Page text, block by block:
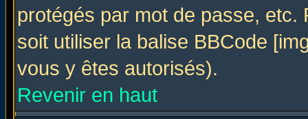
protégés par mot de passe,
soit utiliser la balise BBCode
vous y êtes autorisés).
Revenir en haut